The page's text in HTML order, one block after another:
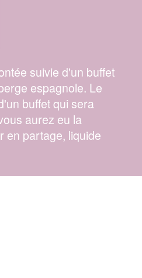
suivie d'un buffet
espagnole. Le
buffet qui sera
aurez eu la
en partage, liquide